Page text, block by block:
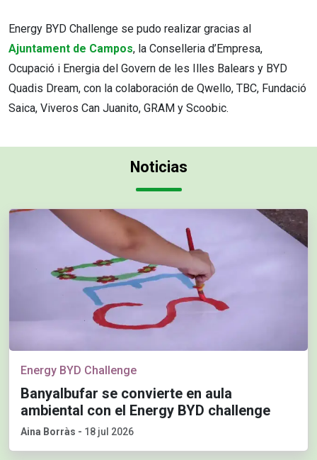
Energy BYD Challenge se pudo realizar gracias al
Ajuntament de Campos, la Conselleria d’Empresa,
Ocupació i Energia del Govern de les Illes Balears y BYD
Quadis Dream, con la colaboración de Qwello, TBC, Fundació
Saica, Viveros Can Juanito, GRAM y Scoobic.
Noticias
Energy BYD Challenge
Banyalbufar se convierte en aula
ambiental con el Energy BYD challenge
Aina Borràs - 18 jul 2026